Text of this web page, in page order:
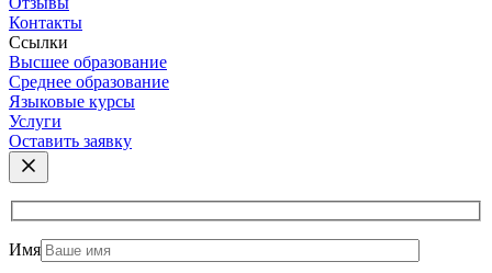
Контакты
Ссылки
Высшее образование
Среднее образование
Языковые курсы
Услуги
Оставить заявку
Имя